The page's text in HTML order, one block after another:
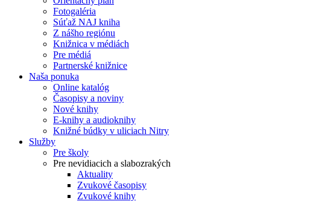
Fotogaléria
Súťaž NAJ kniha
Z nášho regiónu
Knižnica v médiách
Pre médiá
Partnerské knižnice
Naša ponuka
Online katalóg
Časopisy a noviny
Nové knihy
E-knihy a audioknihy
Knižné búdky v uliciach Nitry
Služby
Pre školy
Pre nevidiacich a slabozrakých
Aktuality
Zvukové časopisy
Zvukové knihy